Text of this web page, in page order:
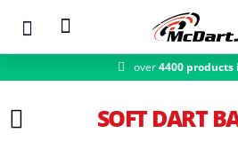
Zum Hauptinhalt springen
over4400 products
SOFT DART